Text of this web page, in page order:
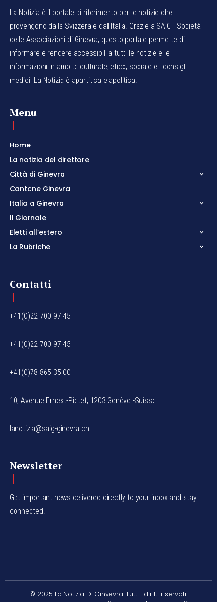
La Notizia è il portale di riferimento per le notizie che
provengono dalla Svizzera e dall'Italia. Grazie a SAIG - Società
delle Associazioni di Ginevra, questo portale permette di
informare e rendere accessibili a tutti le notizie e le
informazioni in ambito culturale, etico, sociale e i consigli
medici. La Notizia è apartitica e apolitica.
Menu
Home
La notizia del direttore
Città di Ginevra
Cantone Ginevra
Italia a Ginevra
Il Giornale
Eletti all’estero
La Rubriche
Contatti
+41(0)22 700 97 45
+41(0)22 700 97 45
+41(0)78 865 35 00
10, Avenue Ernest-Pictet, 1203 Genève -Suisse
lanotizia@saig-ginevra.ch
Newsletter
Get important news delivered directly to your inbox and stay
connected!
© 2025 La Notizia Di Ginvevra. Tutti i diritti riservati.